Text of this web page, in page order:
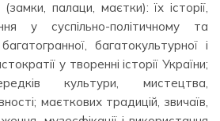
палаци, маєтки): їх історії,
у суспільно-політичному та
багатокультурної і
у творенні історії України;
культури, мистецтва,
маєткових традицій, звичаїв,